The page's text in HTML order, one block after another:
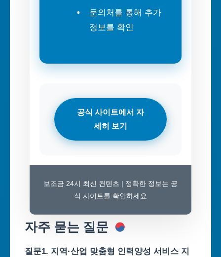
문의처를 통해 추가
정보를 확인
공식 사이트에서 자
세히 보기
보조금 24시 최신 컨텐츠 | 정확한 정보는 공
식 사이트를 확인하세요
자주 묻는 질문
질문1. 지역·산업 맞춤형 인력양성 서비스 지